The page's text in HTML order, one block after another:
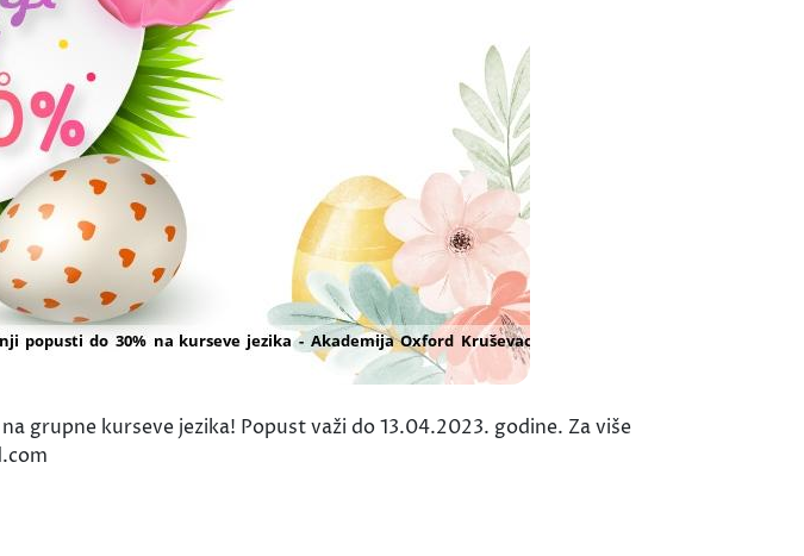
grupne kurseve jezika! Popust važi do 13.04.2023. godine. Za više